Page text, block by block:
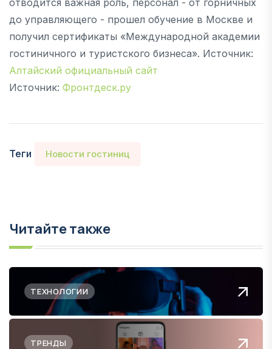
до управляющего - прошел обучение в Москве и
получил сертификаты «Международной академии
гостиничного и туристского бизнеса». Источник:
Алтайский официальный сайт
Источник: Фронтдеск.ру
Теги Новости гостиниц
Читайте также
ТЕХНОЛОГИИ
ТРЕНДЫ